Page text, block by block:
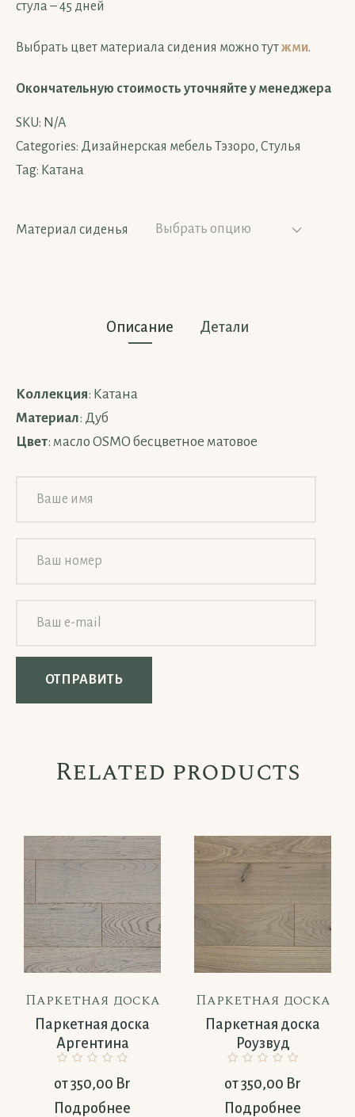
стула – 45 дней
Выбрать цвет материала сидения можно тутжми.
Окончательную стоимость уточняйте у менеджера
SKU: N/A
Categories: Дизайнерская мебель Тэзоро, Стулья
Tag: Катана
Материал сиденья
Описание Детали
Коллекция: Катана
Материал: Дуб
Цвет: масло OSMO бесцветное матовое
Related products
Паркетная доска
Паркетная доска
Аргентина
от350,00 Br
Подробнее
Паркетная доска
Паркетная доска
Роузвуд
от350,00 Br
Подробнее